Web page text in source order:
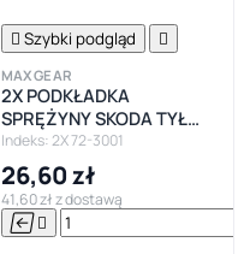


 Szybki podgląd 
MAXGEAR
2X PODKŁADKA
SPRĘŻYNY SKODA TYŁ
OCTAVIA II/ VW GOLF V-
VI/SEAT GÓRNA
Indeks: 2X 72-3001
26,60 zł
41,60 zł z dostawą
 